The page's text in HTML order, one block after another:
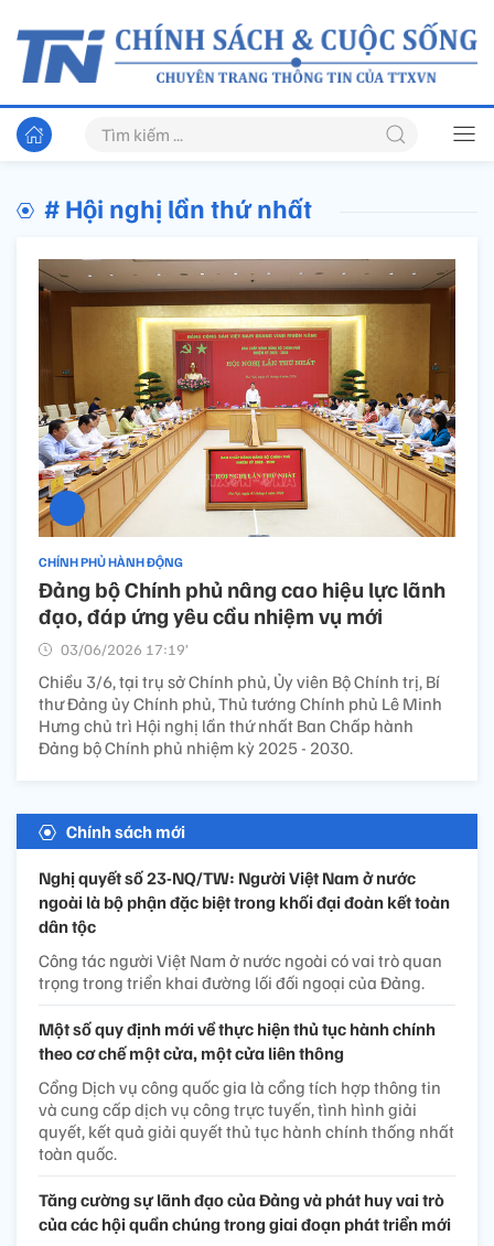
# Hội nghị lần thứ nhất
CHÍNH PHỦ HÀNH ĐỘNG
Đảng bộ Chính phủ nâng cao hiệu lực lãnh
đạo, đáp ứng yêu cầu nhiệm vụ mới
03/06/2026 17:19’
Chiều 3/6, tại trụ sở Chính phủ, Ủy viên Bộ Chính trị, Bí
thư Đảng ủy Chính phủ, Thủ tướng Chính phủ Lê Minh
Hưng chủ trì Hội nghị lần thứ nhất Ban Chấp hành
Đảng bộ Chính phủ nhiệm kỳ 2025 - 2030.
Chính sách mới
Nghị quyết số 23-NQ/TW: Người Việt Nam ở nước
ngoài là bộ phận đặc biệt trong khối đại đoàn kết toàn
dân tộc
Công tác người Việt Nam ở nước ngoài có vai trò quan
trọng trong triển khai đường lối đối ngoại của Đảng.
Một số quy định mới về thực hiện thủ tục hành chính
theo cơ chế một cửa, một cửa liên thông
Cổng Dịch vụ công quốc gia là cổng tích hợp thông tin
và cung cấp dịch vụ công trực tuyến, tình hình giải
quyết, kết quả giải quyết thủ tục hành chính thống nhất
toàn quốc.
Tăng cường sự lãnh đạo của Đảng và phát huy vai trò
của các hội quần chúng trong giai đoạn phát triển mới